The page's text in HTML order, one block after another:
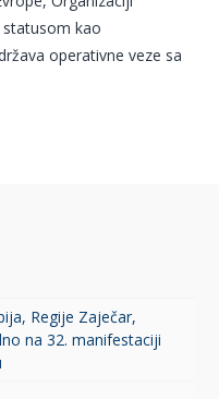
statusom kao
operativne veze sa
Regije Zaječar,
na 32. manifestaciji